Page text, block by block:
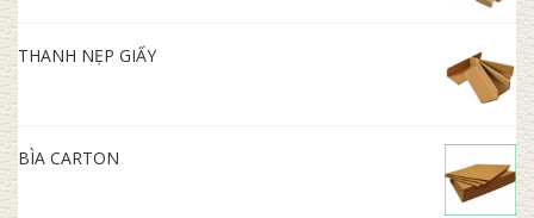
THANH NẸP GIẤY
BÌA CARTON